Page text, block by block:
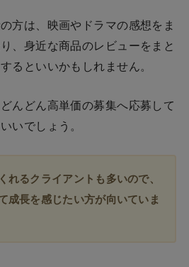
方は、映画やドラマの感想をま
、身近な商品のレビューをまと
るといいかもしれません。
んどん高単価の募集へ応募して
いでしょう。
れるクライアントも多いので、
成長を感じたい方が向いていま